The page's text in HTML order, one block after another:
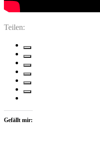
Teilen:
Gefällt mir: